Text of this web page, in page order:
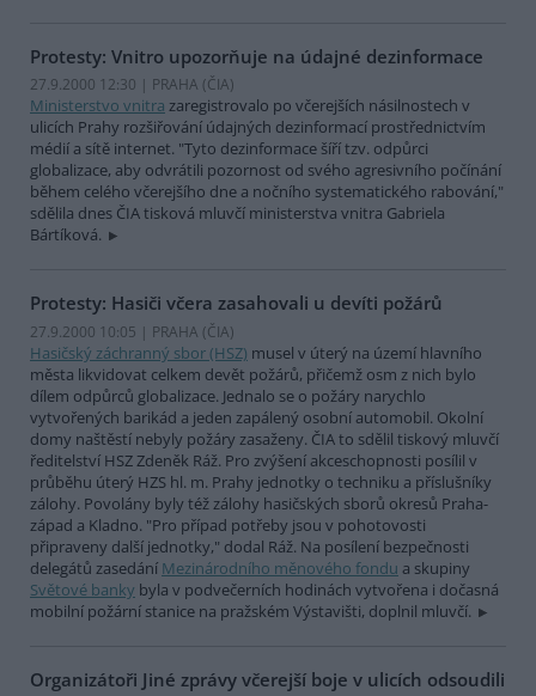
Protesty: Vnitro upozorňuje na údajné dezinformace
27.9.2000 12:30 | PRAHA (ČIA)
Ministerstvo vnitra zaregistrovalo po včerejších násilnostech v
ulicích Prahy rozšiřování údajných dezinformací prostřednictvím
médií a sítě internet. "Tyto dezinformace šíří tzv. odpůrci
globalizace, aby odvrátili pozornost od svého agresivního počínání
během celého včerejšího dne a nočního systematického rabování,"
sdělila dnes ČIA tisková mluvčí ministerstva vnitra Gabriela
Bártíková.
Protesty: Hasiči včera zasahovali u devíti požárů
27.9.2000 10:05 | PRAHA (ČIA)
Hasičský záchranný sbor (HSZ) musel v úterý na území hlavního
města likvidovat celkem devět požárů, přičemž osm z nich bylo
dílem odpůrců globalizace. Jednalo se o požáry narychlo
vytvořených barikád a jeden zapálený osobní automobil. Okolní
domy naštěstí nebyly požáry zasaženy. ČIA to sdělil tiskový mluvčí
ředitelství HSZ Zdeněk Ráž. Pro zvýšení akceschopnosti posílil v
průběhu úterý HZS hl. m. Prahy jednotky o techniku a příslušníky
zálohy. Povolány byly též zálohy hasičských sborů okresů Praha-
západ a Kladno. "Pro případ potřeby jsou v pohotovosti
připraveny další jednotky," dodal Ráž. Na posílení bezpečnosti
delegátů zasedání Mezinárodního měnového fondu a skupiny
Světové banky byla v podvečerních hodinách vytvořena i dočasná
mobilní požární stanice na pražském Výstavišti, doplnil mluvčí.
Organizátoři Jiné zprávy včerejší boje v ulicích odsoudili